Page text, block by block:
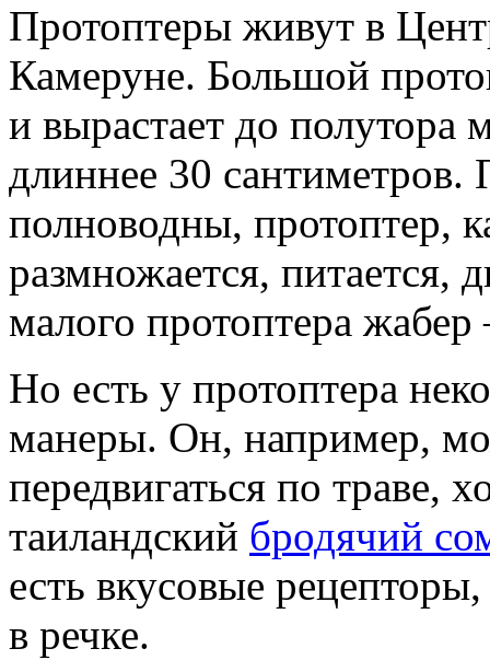
Протоптеры живут в
Камеруне. Большой
и вырастает до полутора
длиннее 30 сантиметров.
полноводны, протоптер,
размножается,
малого протоптера
Но есть у протоптера
манеры. Он, например,
передвигаться по траве,
таиландский бродячий
есть вкусовые
в речке.